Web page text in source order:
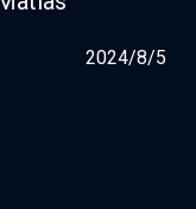
2024/8/5